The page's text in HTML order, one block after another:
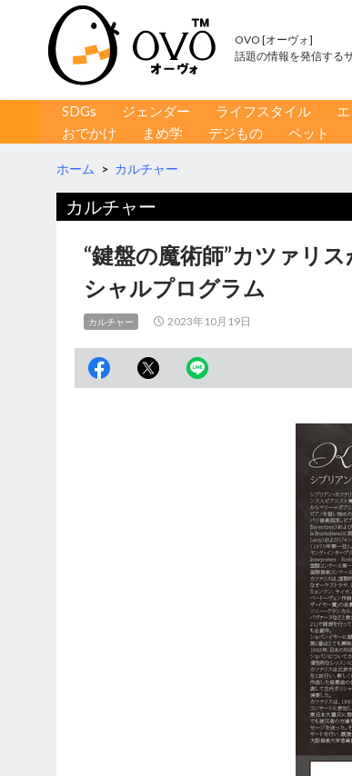
OVO [オーヴォ]
話題の情報を発信する
コンテンツへ移動
SDGs ジェンダー ライフスタイル
おでかけ
まめ学 デジもの ペット
ホーム > カルチャー
カルチャー
“鍵盤の魔術師”カツァリ
シャルプログラム
カルチャー 2023年10月19日